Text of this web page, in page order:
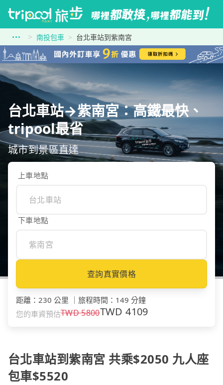
南投包車 台北車站到紫南宮
台北車站→紫南宮：高鐵最快、
tripool最省
城市到景區直達
上車地點
下車地點
查詢真實價格
距離 ： 230 公里 旅程時間 ： 149 分鐘
您的車資預估TWD5800TWD4109
台北車站到紫南宮 共乘$2050 九人座
包車$5520